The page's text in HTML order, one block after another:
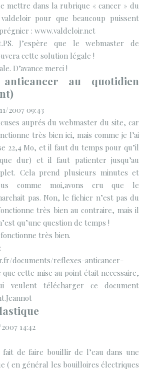
mettre dans la rubrique « cancer » du
pour que beaucoup puissent
: www.valdeloir.net
J’espère que le webmaster de
cette solution légale !
D’avance merci !
au quotidien
2007 09:43
auprés du webmaster du site, car
très bien ici, mais comme je l’ai
22,4 Mo, et il faut du temps pour qu’il
dur) et il faut patienter jusqu’au
Cela prend plusieurs minutes et
comme moi,avons cru que le
pas. Non, le fichier n’est pas du
très bien au contraire, mais il
qu’une question de temps !
fonctionne très bien.
documents/reflexes-anticancer-
cette mise au point était necessaire,
veulent télécharger ce document
14:42
fait de faire bouillir de l’eau dans une
( en général les bouilloires électriques